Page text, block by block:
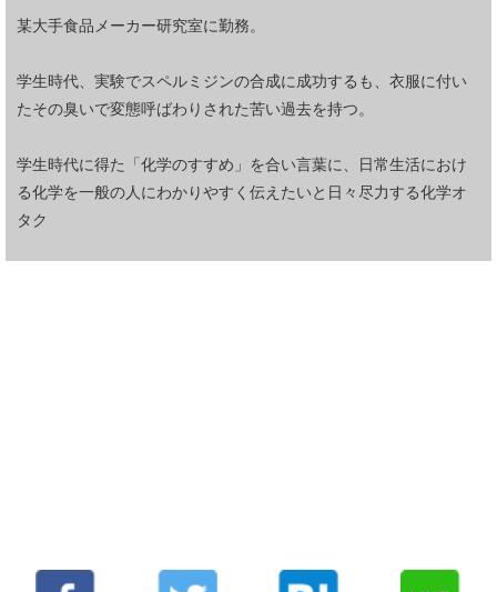
某大手食品メーカー研究室に勤務。
学生時代、実験でスペルミジンの合成に成功するも、衣服に付い
たその臭いで変態呼ばわりされた苦い過去を持つ。
学生時代に得た「化学のすすめ」を合い言葉に、日常生活におけ
る化学を一般の人にわかりやすく伝えたいと日々尽力する化学オ
タク